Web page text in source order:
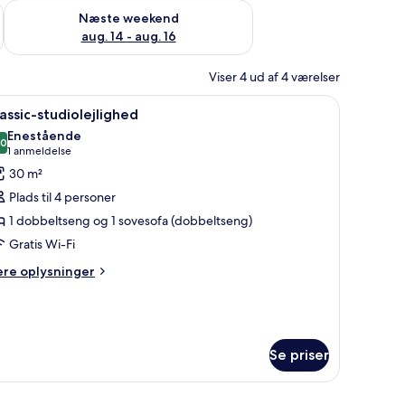
aug. 7 - aug. 9
Næste weekend
aug. 14 - aug. 16
Tjek tilgængelighed for næste weekend aug. 14 - aug. 16
Viser 4 ud af 4 værelser
på gulvet.
vindue og radiator. En moderne stue med sofa, spisebord med
8 studiolejlighed
ud af 10
Enestående
1 anmeldelse
(1
anmeldelse)
30 m²
Plads til 4 personer
1 dobbeltseng og 1 sovesofa (dobbeltseng)
Gratis Wi-Fi
oplysninger
Se priser